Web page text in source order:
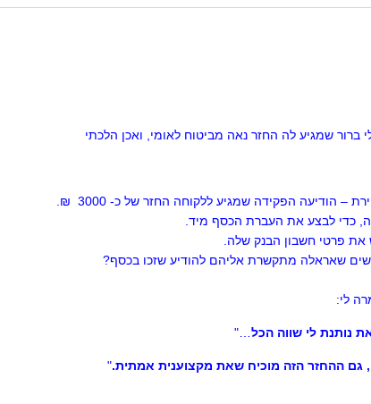
שמגיע לה החזר נאה מביטוח לאומי, ואכן הלכתי
הודיעה הפקידה שמגיע ללקוחה החזר של כ- 3000 ₪.
כדי לבצע את העברת הכסף מיד.
פרטי חשבון הבנק שלה.
שאראלה מתקשרת אליהם להודיע שזכו בכסף?
לי:
נותנת לי שווה הכל …"
גם ההחזר הזה מוכיח שאת מקצוענית אמתית."